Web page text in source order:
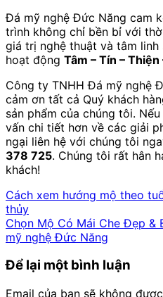
Đá mỹ nghệ Đức Năng cam
trình không chỉ bền bỉ với
giá trị nghệ thuật và tâm linh
hoạt động Tâm – Tín – Thiện
Công ty TNHH Đá mỹ nghệ
cảm ơn tất cả Quý khách
sản phẩm của chúng tôi.
vấn chi tiết hơn về các giải
ngại liên hệ với chúng tôi
378 725. Chúng tôi rất hân
khách!
Cách xem hướng mộ theo
thủy
Chọn Mộ Có Mái Che Đẹp &
mỹ nghệ Đức Năng
Để lại một bình luận
Email của bạn sẽ không